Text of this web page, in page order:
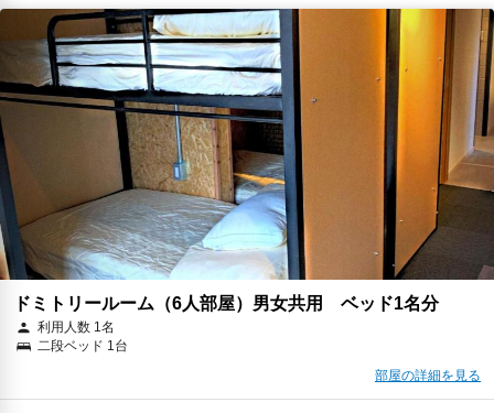
ドミトリールーム（6人部屋）男女共用 ベッド1名分
利用人数 1名
二段ベッド 1台
部屋の詳細を見る